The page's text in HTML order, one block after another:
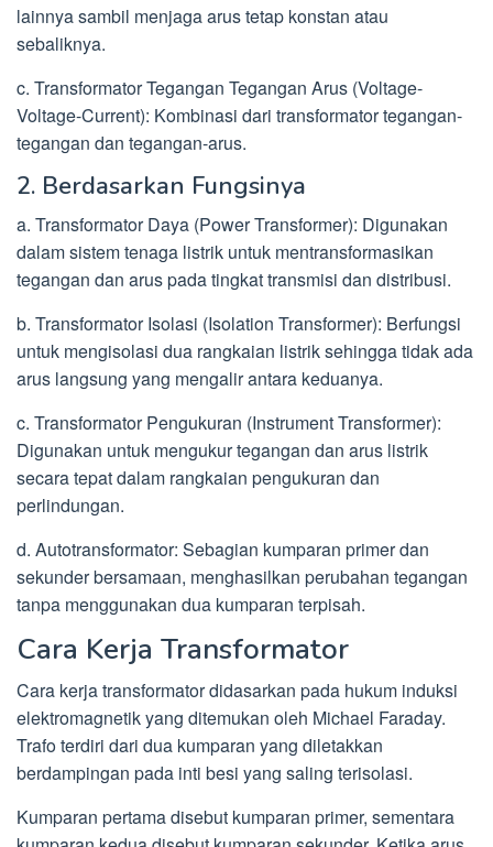
lainnya sambil menjaga arus tetap konstan atau
sebaliknya.
c. Transformator Tegangan Tegangan Arus (Voltage-
Voltage-Current): Kombinasi dari transformator tegangan-
tegangan dan tegangan-arus.
2. Berdasarkan Fungsinya
a. Transformator Daya (Power Transformer): Digunakan
dalam sistem tenaga listrik untuk mentransformasikan
tegangan dan arus pada tingkat transmisi dan distribusi.
b. Transformator Isolasi (Isolation Transformer): Berfungsi
untuk mengisolasi dua rangkaian listrik sehingga tidak ada
arus langsung yang mengalir antara keduanya.
c. Transformator Pengukuran (Instrument Transformer):
Digunakan untuk mengukur tegangan dan arus listrik
secara tepat dalam rangkaian pengukuran dan
perlindungan.
d. Autotransformator: Sebagian kumparan primer dan
sekunder bersamaan, menghasilkan perubahan tegangan
tanpa menggunakan dua kumparan terpisah.
Cara Kerja Transformator
Cara kerja transformator didasarkan pada hukum induksi
elektromagnetik yang ditemukan oleh Michael Faraday.
Trafo terdiri dari dua kumparan yang diletakkan
berdampingan pada inti besi yang saling terisolasi.
Kumparan pertama disebut kumparan primer, sementara